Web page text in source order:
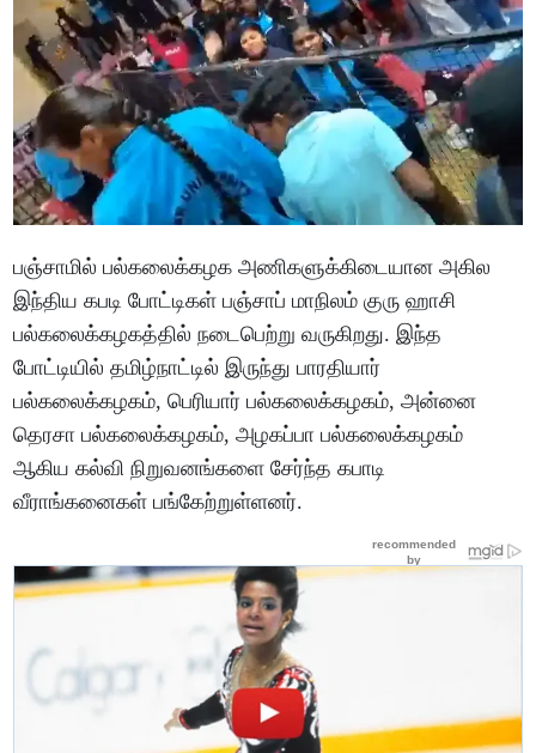
பஞ்சாமில் பல்கலைக்கழக அணிகளுக்கிடையான அகில
இந்திய கபடி போட்டிகள் பஞ்சாப் மாநிலம் குரு ஹாசி
பல்கலைக்கழகத்தில் நடைபெற்று வருகிறது. இந்த
போட்டியில் தமிழ்நாட்டில் இருந்து பாரதியார்
பல்கலைக்கழகம், பெரியார் பல்கலைக்கழகம், அன்னை
தெரசா பல்கலைக்கழகம், அழகப்பா பல்கலைக்கழகம்
ஆகிய கல்வி நிறுவனங்களை சேர்ந்த கபாடி
வீராங்கனைகள் பங்கேற்றுள்ளனர்.